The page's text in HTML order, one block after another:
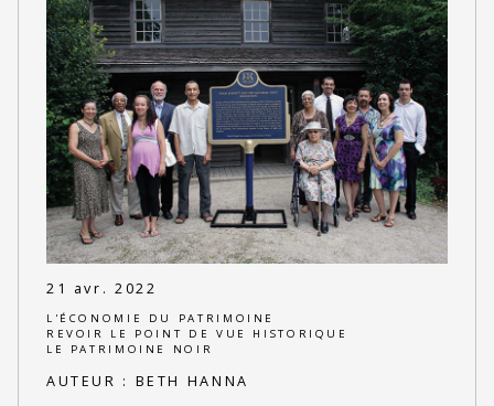
21 avr. 2022
L'ÉCONOMIE DU PATRIMOINE
REVOIR LE POINT DE VUE HISTORIQUE
LE PATRIMOINE NOIR
AUTEUR : BETH HANNA